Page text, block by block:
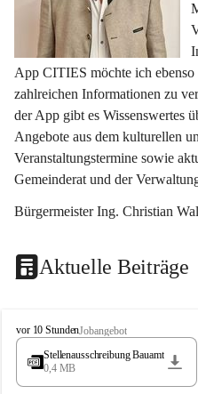
App CITIES möchte ich
zahlreichen Informationen zu
der App gibt es Wissenswertes
Angebote aus dem kulturellen
Veranstaltungstermine sowie
Gemeinderat und der
Bürgermeister Ing. Christian
Aktuelle Beiträge
S
t
s
vor 10 StundenJobangebot
Stellenausschreibung Bauamt
0,4 MB